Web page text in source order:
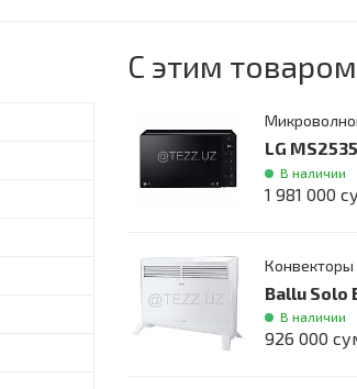
С этим
LG
В наличии
1 981 000
Конвекторы
Ballu Solo
В наличии
926 000